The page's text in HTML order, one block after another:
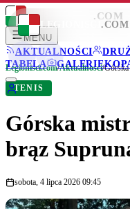
LEGIONISCI .COM
MENU
AKTUALNOŚCI
TABELA
GALERIE
LEGIONISCI .COM
Legionisci.com/Aktualności/
TENIS
Górska
brąz
sobota, 4 lipca 2026 09:45